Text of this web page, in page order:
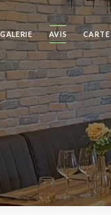
GALERIE AVIS CARTE